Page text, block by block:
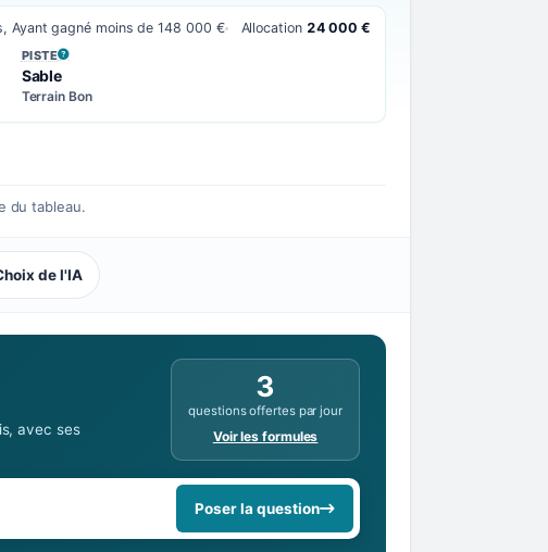
Ayant gagné moins de 148 000 € Allocation 24 000 €
PISTE
, VOIR LA DÉFINITION
Sable
Terrain Bon
du tableau.
de l'IA
avec ses
3
questions offertes par jour
Voir les formules
Poser la question